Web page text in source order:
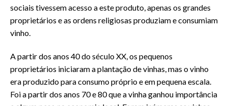
sociais tivessem acesso a este produto, apenas os grandes
proprietários e as ordens religiosas produziam e consumiam
vinho.
A partir dos anos 40 do século XX, os pequenos
proprietários iniciaram a plantação de vinhas, mas o vinho
era produzido para consumo próprio e em pequena escala.
Foi a partir dos anos 70 e 80 que a vinha ganhou importância